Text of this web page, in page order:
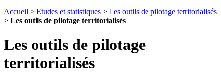
Accueil > Etudes et statistiques > Les outils de pilotage territorialisés
> Les outils de pilotage territorialisés
Les outils de pilotage
territorialisés